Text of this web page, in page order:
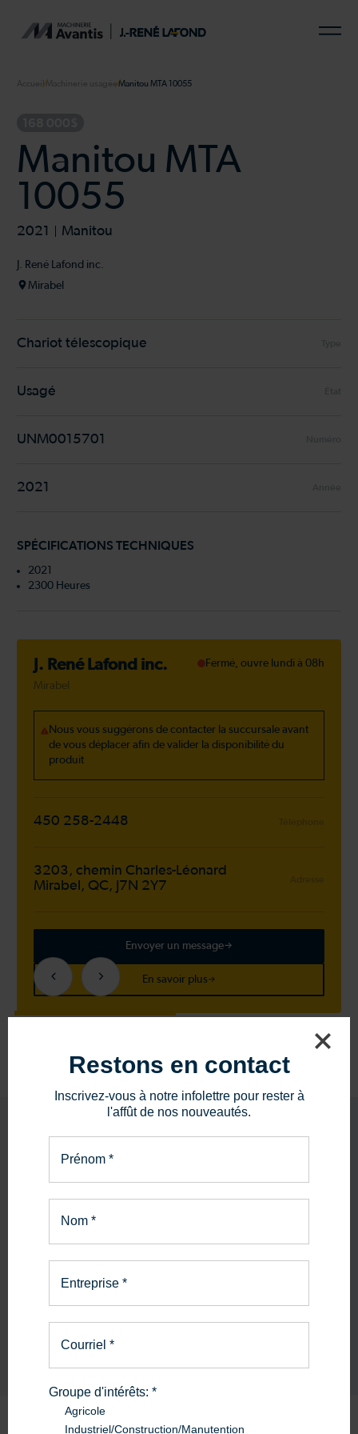
AccueilMachinerie usagéeManitou MTA 10055
Manitou MTA
10055
2021 Manitou
J. René Lafond inc.
Mirabel
Chariot télescopique
Usagé
UNM0015701
2021
SPÉCIFICATIONS TECHNIQUES
2021
2300 Heures
J. René Lafond inc.
Mirabel
Fermé, ouvre lundi à 08h
Nous vous suggérons de contacter la succursale avant
de vous déplacer afin de valider la disponibilité du
produit
450 258-2448
3203, chemin Charles-Léonard
Mirabel, QC, J7N 2Y7
Envoyer un message
En savoir plus
La bonne pièce.
Le bon service.
Restons en contact
Inscrivez-vous à notre infolettre pour rester à
l'affût de nos nouveautés.
Prénom *
Nom *
Entreprise *
Courriel *
Groupe d'intérêts: *
Agricole
Industriel/Construction/Manutention